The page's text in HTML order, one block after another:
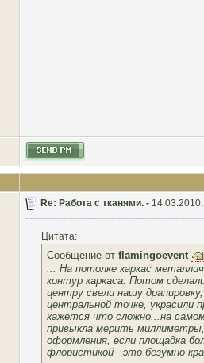
Re: Работа с тканями. -
Цитата:
Сообщение от flamingoevent
... На потолке каркас
контур каркаса. Потом
центру свели нашу
центральной точке,
кажется что сложно...на
привыкла мерить
оформления, если площадка
флористикой - это безумно